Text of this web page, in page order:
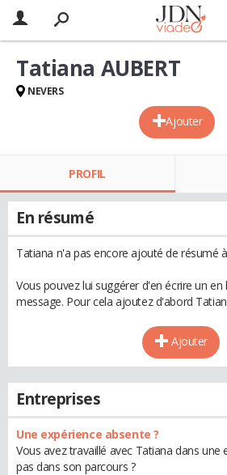
Ajouter
Tatiana AUBERT
NEVERS
PROFIL
En résumé
Tatiana n'a pas encore ajouté de résumé
Vous pouvez lui suggérer d'en écrire un en
message. Pour cela ajoutez d'abord
Ajouter
Entreprises
Une expérience absente ?
Vous avez travaillé avec Tatiana dans une
pas dans son parcours ?